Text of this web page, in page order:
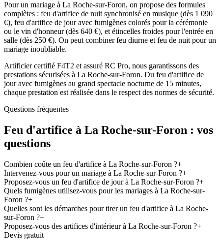
Pour un mariage à La Roche-sur-Foron, on propose des formules
complètes : feu d'artifice de nuit synchronisé en musique (dès 1 090
€), feu d'artifice de jour avec fumigènes colorés pour la cérémonie
ou le vin d'honneur (dès 640 €), et étincelles froides pour l'entrée en
salle (dès 250 €). On peut combiner feu diurne et feu de nuit pour un
mariage inoubliable.
Artificier certifié F4T2 et assuré RC Pro, nous garantissons des
prestations sécurisées à La Roche-sur-Foron. Du feu d'artifice de
jour avec fumigènes au grand spectacle nocturne de 15 minutes,
chaque prestation est réalisée dans le respect des normes de sécurité.
Questions fréquentes
Feu d'artifice à La Roche-sur-Foron : vos
questions
Combien coûte un feu d'artifice à La Roche-sur-Foron ?+
Intervenez-vous pour un mariage à La Roche-sur-Foron ?+
Proposez-vous un feu d'artifice de jour à La Roche-sur-Foron ?+
Quels fumigènes utilisez-vous pour les mariages à La Roche-sur-
Foron ?+
Quelles sont les démarches pour tirer un feu d'artifice à La Roche-
sur-Foron ?+
Proposez-vous des artifices d'intérieur à La Roche-sur-Foron ?+
Devis gratuit